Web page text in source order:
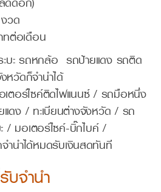
วด
ต่อเดือน
ะบะ รถหกล้อ รถป้ายแดง รถติด
หวัดก็จำนำได้
ตอร์ไซค์ติดไฟแนนซ์ / รถมือหนึ่ง
ดง / ทะเบียนต่างจังหวัด / รถ
/ มอเตอร์ไซค์-บิ๊กไบค์ /
ำนำได้หมดรับเงินสดทันที
บจำนำ